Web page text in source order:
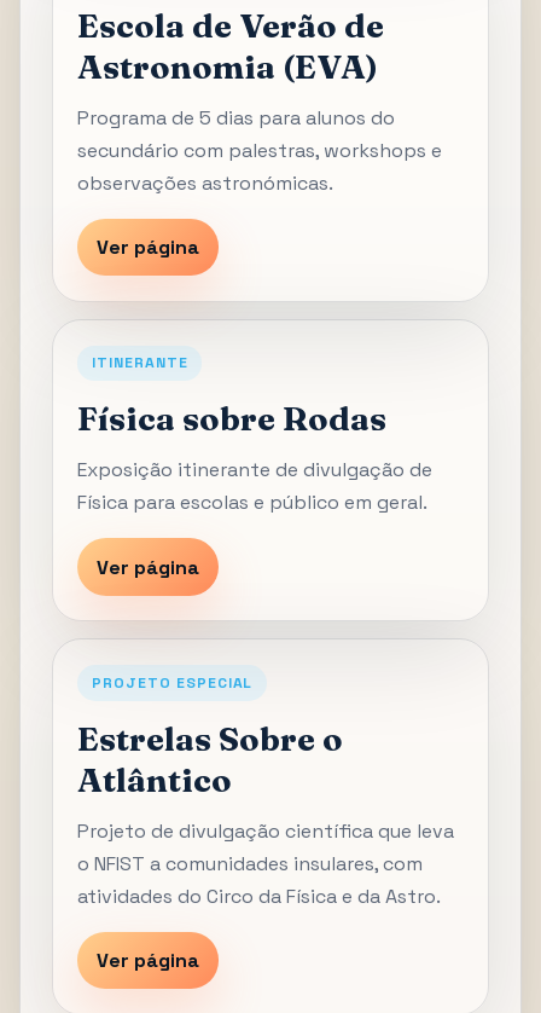
Escola de Verão de
Astronomia (EVA)
Programa de 5 dias para alunos do
secundário com palestras, workshops e
observações astronómicas.
Ver página
ITINERANTE
Física sobre Rodas
Exposição itinerante de divulgação de
Física para escolas e público em geral.
Ver página
PROJETO ESPECIAL
Estrelas Sobre o
Atlântico
Projeto de divulgação científica que leva
o NFIST a comunidades insulares, com
atividades do Circo da Física e da Astro.
Ver página